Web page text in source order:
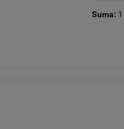
Suma: 1